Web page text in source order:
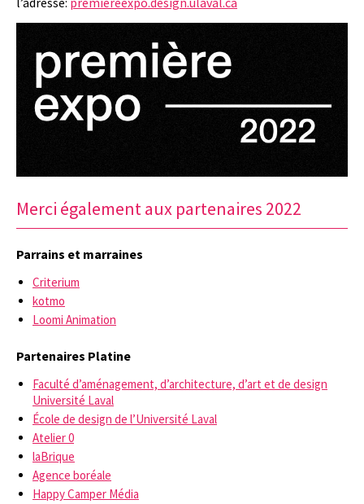
Merci également aux partenaires 2022
Parrains et marraines
Criterium
kotmo
Loomi Animation
Partenaires Platine
Faculté d’aménagement, d’architecture, d’art et de design
Université Laval
École de design de l’Université Laval
Atelier 0
laBrique
Agence boréale
Happy Camper Média